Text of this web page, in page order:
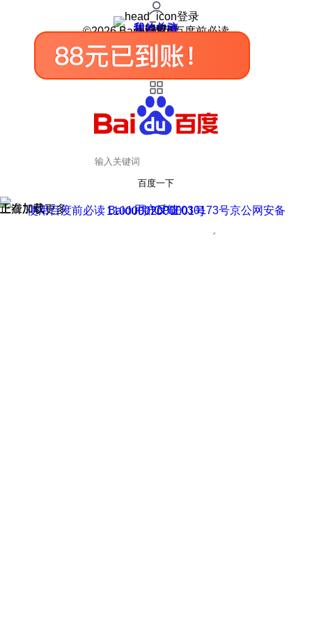
登录
我的关注
我的收藏
皮肤中心
用户反馈
设置
©2026 Baidu 使用百度前必读
百度一下
正在加载
上滑加载更多 用户反馈
使用百度前必读 Baidu 京ICP证030173号
京公网安备11000002000001号